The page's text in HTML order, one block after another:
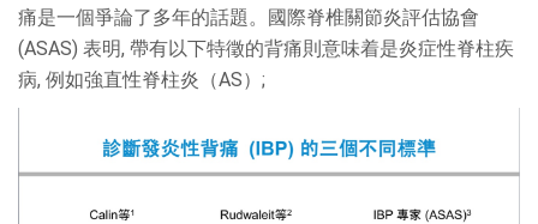
痛是一個爭論了多年的話題。國際脊椎關節炎評估協會
(ASAS) 表明, 帶有以下特徵的背痛則意味着是炎症性脊柱疾
病, 例如強直性脊柱炎（AS）;